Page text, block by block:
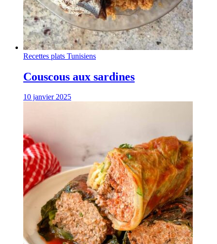
Recettes plats Tunisiens
Couscous aux sardines
10 janvier 2025